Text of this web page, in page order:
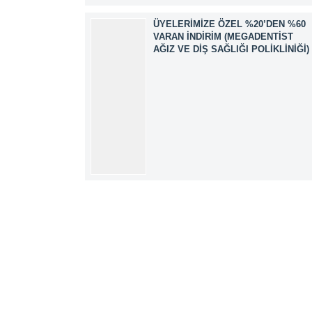
ÜYELERIMIZE ÖZEL %20’DEN %60
VARAN İNDIRIM (MEGADENTIST
AĞIZ VE DIŞ SAĞLIĞI POLIKLINIĞI)